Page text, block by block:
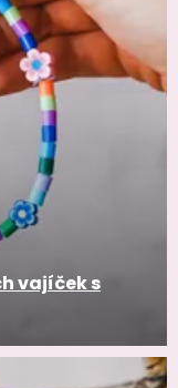
vajíček s